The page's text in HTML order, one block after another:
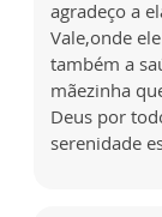
agradeço a
Vale,onde
também a
mãezinha
Deus por
serenidade